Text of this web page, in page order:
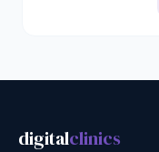
digitalclinics